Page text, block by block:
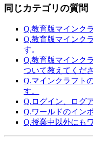
同じカテゴリの質問
Q.教育版マインク
Q.教育版マインク
す。
Q.教育版マインク
ついて教えてくださ
Q.マインクラフト
す。
Q. ログイン、ログ
Q.ワールドのイン
Q.授業中以外にも